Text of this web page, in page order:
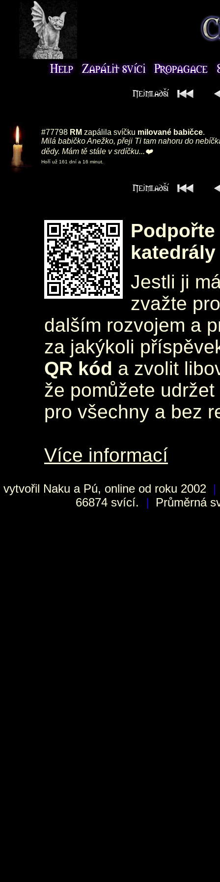
#77798 RM zapálila svíčku milované babičce.
Milá babičko Anežko, přeji Ti tam nahoru do
dědy. Mám tě stále v srdíčku...❤️
Hoří už 161 dní a 16 minut.
katedrály
Jestli ji
zvažte
dalším rozvojem a
za jakýkoli
QR kód a zvolit
že pomůžete
pro všechny a bez
Více informací
vytvořil Naku a Pú, online od roku 2002 |
66874 svící.
| Průměrná